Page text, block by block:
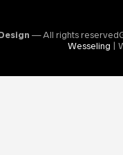
— All rights
Wesseling |